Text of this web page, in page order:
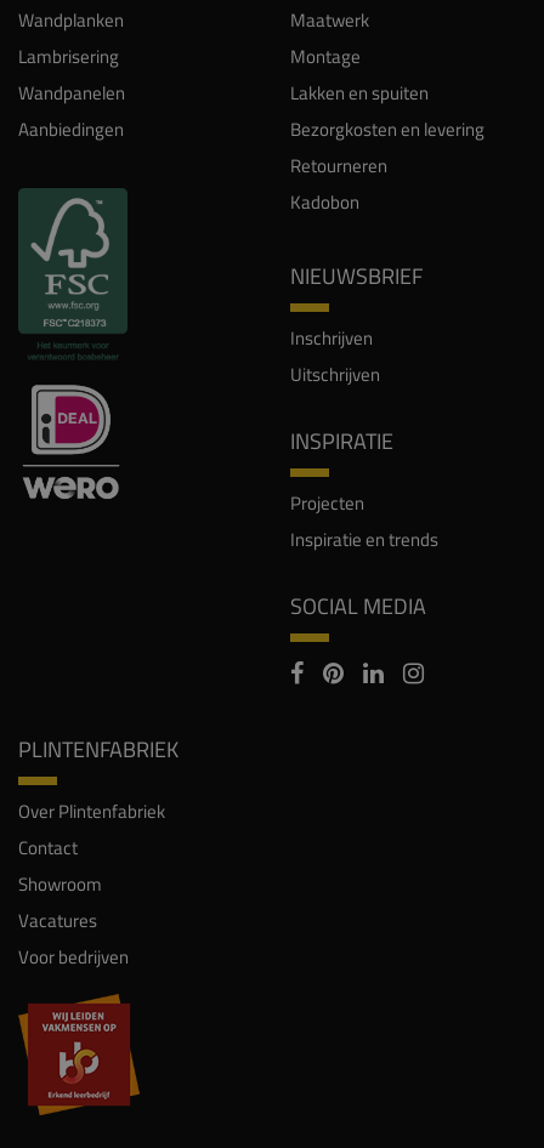
Wandplanken
Lambrisering
Wandpanelen
Aanbiedingen
Maatwerk
Montage
Lakken en spuiten
Bezorgkosten en levering
Retourneren
Kadobon
NIEUWSBRIEF
Inschrijven
Uitschrijven
INSPIRATIE
Projecten
Inspiratie en trends
SOCIAL MEDIA
PLINTENFABRIEK
Over Plintenfabriek
Contact
Showroom
Vacatures
Voor bedrijven